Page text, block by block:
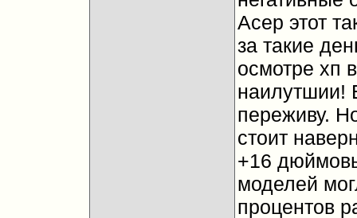
Асер этот
за такие
осмотре хп
наилутшии!
переживу.
стоит
+16
моделей
процентов